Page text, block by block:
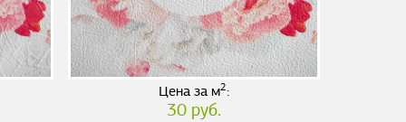
Цена за м2:
30 руб.